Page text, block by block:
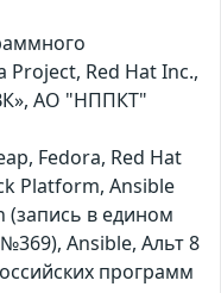
Project, Red Hat Inc.,
АО "НППКТ"
Fedora, Red Hat
Platform, Ansible
(запись в едином
Ansible, Альт 8
программ